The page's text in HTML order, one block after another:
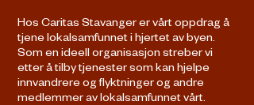
Hos Caritas Stavanger er vårt oppdrag å
tjene lokalsamfunnet i hjertet av byen.
Som en ideell organisasjon streber vi
etter å tilby tjenester som kan hjelpe
innvandrere og flyktninger og andre
medlemmer av lokalsamfunnet vårt.